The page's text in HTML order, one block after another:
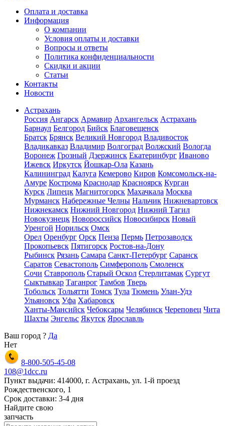
Оплата и доставка
Информация
О компании
Условия оплаты и доставки
Вопросы и ответы
Политика конфиденциальности
Скидки и акции
Статьи
Контакты
Новости
Астрахань
Россия Ангарск Армавир Архангельск Астрахань
Барнаул Белгород Бийск Благовещенск
Братск Брянск Великий Новгород Владивосток
Владикавказ Владимир Волгоград Волжский Вологда
Воронеж Грозный Дзержинск Екатеринбург Иваново
Ижевск Иркутск Йошкар-Ола Казань
Калининград Калуга Кемерово Киров Комсомольск-на-
Амуре Кострома Краснодар Красноярск Курган
Курск Липецк Магнитогорск Махачкала Москва
Мурманск Набережные Челны Нальчик Нижневартовск
Нижнекамск Нижний Новгород Нижний Тагил
Новокузнецк Новороссийск Новосибирск Новый
Уренгой Норильск Омск
Орел Оренбург Орск Пенза Пермь Петрозаводск
Прокопьевск Пятигорск Ростов-на-Дону
Рыбинск Рязань Самара Санкт-Петербург Саранск
Саратов Севастополь Симферополь Смоленск
Сочи Ставрополь Старый Оскол Стерлитамак Сургут
Сыктывкар Таганрог Тамбов Тверь
Тобольск Тольятти Томск Тула Тюмень Улан-Удэ
Ульяновск Уфа Хабаровск
Ханты-Мансийск Чебоксары Челябинск Череповец Чита
Шахты Энгельс Якутск Ярославль
Ваш город ? Да
Нет
8-800-505-45-08
108@1dcc.ru
Пункт выдачи: 414000, г. Астрахань, ул. 1-й проезд
Рождественского, 1
Срок доставки: 3-4 дня
Найдите свою
запчасть